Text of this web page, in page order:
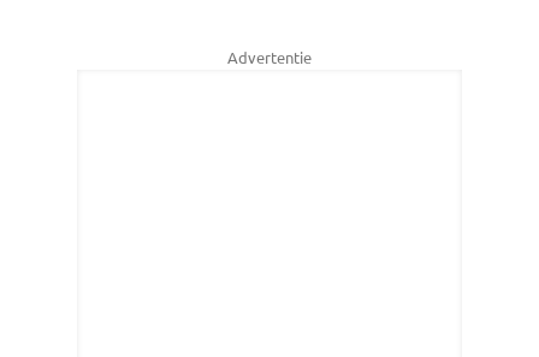
Advertentie